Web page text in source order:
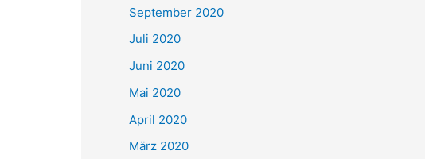
September 2020
Juli 2020
Juni 2020
Mai 2020
April 2020
März 2020